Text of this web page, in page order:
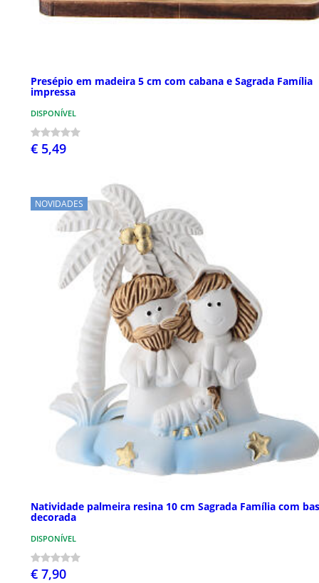
Presépio em madeira 5 cm com cabana e Sagrada Família
impressa
DISPONÍVEL
€ 5,49
NOVIDADES
Natividade palmeira resina 10 cm Sagrada Família com
decorada
DISPONÍVEL
€ 7,90